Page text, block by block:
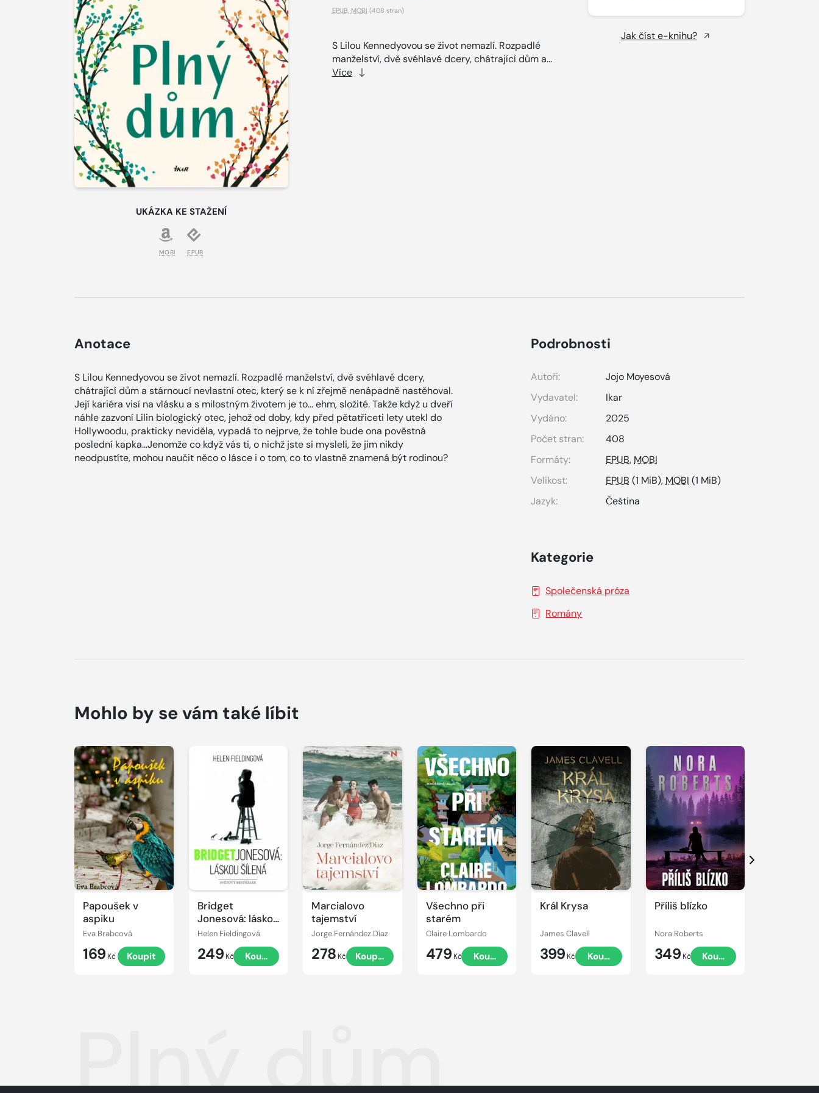
UKÁZKA KE STAŽENÍ
MOBI EPUB
EPUB MOBI (408 stran)
S Lilou Kennedyovou se život nemazlí. Rozpadlé
manželství, dvě svéhlavé dcery, chátrající dům a...
Více
Jak číst e-knihu?
Anotace
S Lilou Kennedyovou se život nemazlí. Rozpadlé manželství, dvě svéhlavé dcery,
chátrající dům a stárnoucí nevlastní otec, který se k ní zřejmě nenápadně nastěhoval.
Její kariéra visí na vlásku a s milostným životem je to… ehm, složité. Takže když u dveří
náhle zazvoní Lilin biologický otec, jehož od doby, kdy před pětatřiceti lety utekl do
Hollywoodu, prakticky neviděla, vypadá to nejprve, že tohle bude ona pověstná
poslední kapka…Jenomže co když vás ti, o nichž jste si mysleli, že jim nikdy
neodpustíte, mohou naučit něco o lásce i o tom, co to vlastně znamená být rodinou?
Podrobnosti
Autoři:
Jojo Moyesová
Vydavatel:
Ikar
Vydáno:
2025
Počet stran:
408
Formáty:
EPUB, MOBI
Velikost:
EPUB (1 MiB), MOBI (1 MiB)
Jazyk:
Čeština
Kategorie
Společenská próza
Romány
Mohlo by se vám také líbit
Papoušek v
aspiku
Eva Brabcová
169 Kč Koupit
Bridget
Jonesová: láskou
šílená
Helen Fieldingová
249 Kč Koupit
Marcialovo
tajemství
Jorge Fernández Díaz
278 Kč Koupit
Všechno při
starém
Claire Lombardo
479 Kč Koupit
Král Krysa
James Clavell
399 Kč Koupit
Příliš blízko
Nora Roberts
349 Kč Koupit
Další
Plný dům